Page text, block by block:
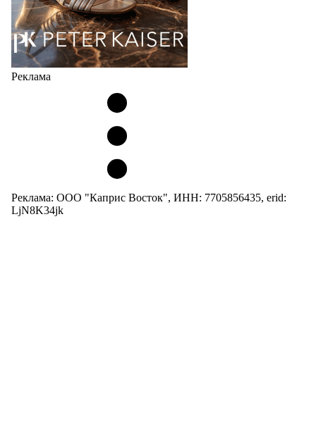
Реклама
Реклама: ООО "Каприс Восток", ИНН: 7705856435, erid:
LjN8K34jk